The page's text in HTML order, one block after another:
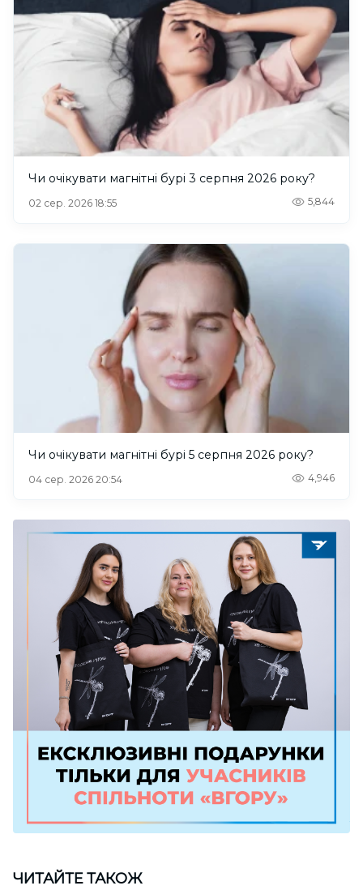
Чи очікувати магнітні бурі 3 серпня 2026 року?
02 сер. 2026 18:55 5,844
Чи очікувати магнітні бурі 5 серпня 2026 року?
04 сер. 2026 20:54 4,946
ЧИТАЙТЕ ТАКОЖ